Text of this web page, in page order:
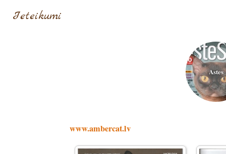
Ieteikumi
Astes
www.ambercat.lv